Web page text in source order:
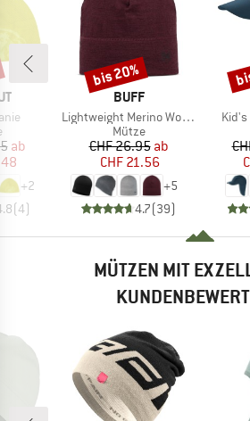
Preis
ab
+2
(4)
MARKE
BUFF
Artikel
Lightweight Merino Wool Hat
Produktgruppe
Mütze
Preis
CHF 26.95reduzierter Preis
ab
CHF 21.56
+5
4.7(39)
Rabatt
bis 20%
Kid's
MÜTZEN MIT